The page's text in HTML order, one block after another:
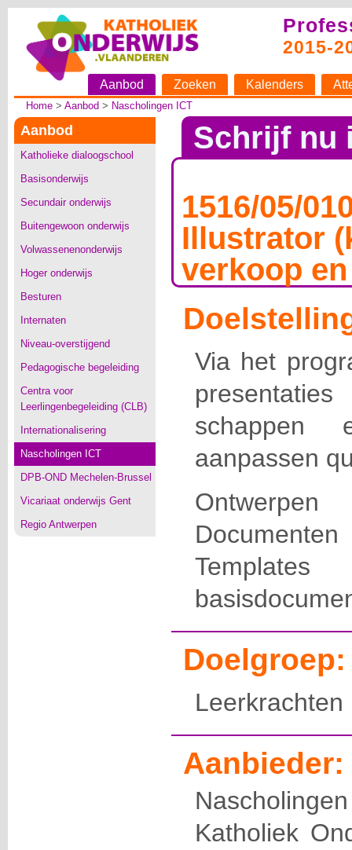
2015-
Aanbod Zoeken Kalenders
Home> Aanbod > Nascholingen ICT
Aanbod
Katholieke dialoogschool
Basisonderwijs
Secundair onderwijs
Buitengewoon onderwijs
Volwassenenonderwijs
Hoger onderwijs
Besturen
Internaten
Niveau-overstijgend
Pedagogische begeleiding
Centra voor
Leerlingenbegeleiding (CLB)
Internationalisering
Nascholingen ICT
DPB-OND Mechelen-Brussel
Vicariaat onderwijs Gent
Regio Antwerpen
Schrijf nu
1516/05/
Illustrator
verkoop
Via het
schappen
aanpassen
Doelgroep:
Leerkrachten
Aanbieder:
Katholiek